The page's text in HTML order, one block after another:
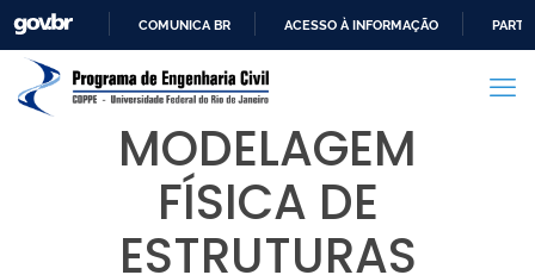
PARA
CONTEÚDO
COMUNICA BR ACESSO À INFORMAÇÃO
MODELAGEM
FÍSICA DE
ESTRUTURAS